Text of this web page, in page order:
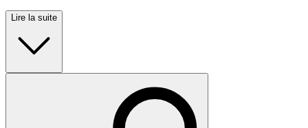
Lire la suite